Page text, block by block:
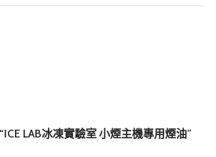
LAB冰凍實驗室 小煙主機專用煙油”